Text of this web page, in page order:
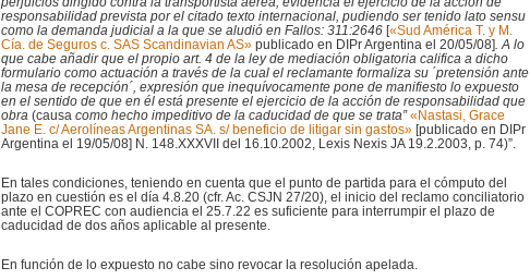
responsabilidad prevista por el citado texto internacional, pudiendo ser tenido lato sensu
como la demanda judicial a la que se aludió en Fallos: 311:2646 [«Sud América T. y M.
Cía. de Seguros c. SAS Scandinavian AS» publicado en DIPr Argentina el 20/05/08]. A lo
que cabe añadir que el propio art. 4 de la ley de mediación obligatoria califica a dicho
formulario como actuación a través de la cual el reclamante formaliza su ´pretensión ante
la mesa de recepción´, expresión que inequívocamente pone de manifiesto lo expuesto
en el sentido de que en él está presente el ejercicio de la acción de responsabilidad que
obra (causa como hecho impeditivo de la caducidad de que se trata”«Nastasi, Grace
Jane E. c/ Aerolíneas Argentinas SA. s/ beneficio de litigar sin gastos» [publicado en DIPr
Argentina el 19/05/08] N. 148.XXXVII del 16.10.2002, Lexis Nexis JA 19.2.2003, p. 74)”.
En tales condiciones, teniendo en cuenta que el punto de partida para el cómputo del
plazo en cuestión es el día 4.8.20 (cfr. Ac. CSJN 27/20), el inicio del reclamo conciliatorio
ante el COPREC con audiencia el 25.7.22 es suficiente para interrumpir el plazo de
caducidad de dos años aplicable al presente.
En función de lo expuesto no cabe sino revocar la resolución apelada.